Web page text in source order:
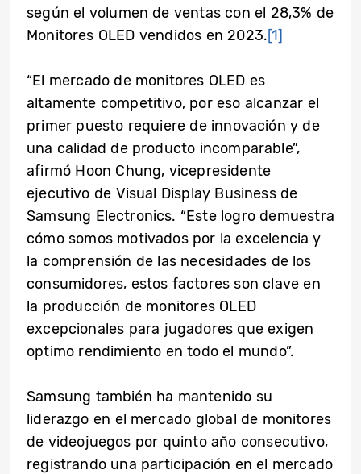
según el volumen de ventas con el 28,3% de
Monitores OLED vendidos en 2023.[1]
“El mercado de monitores OLED es
altamente competitivo, por eso alcanzar el
primer puesto requiere de innovación y de
una calidad de producto incomparable”,
afirmó Hoon Chung, vicepresidente
ejecutivo de Visual Display Business de
Samsung Electronics. “Este logro demuestra
cómo somos motivados por la excelencia y
la comprensión de las necesidades de los
consumidores, estos factores son clave en
la producción de monitores OLED
excepcionales para jugadores que exigen
optimo rendimiento en todo el mundo”.
Samsung también ha mantenido su
liderazgo en el mercado global de monitores
de videojuegos por quinto año consecutivo,
registrando una participación en el mercado